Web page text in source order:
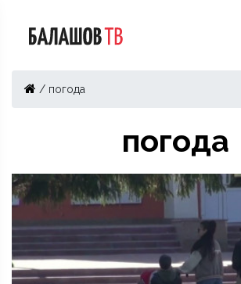
/ погода
погода